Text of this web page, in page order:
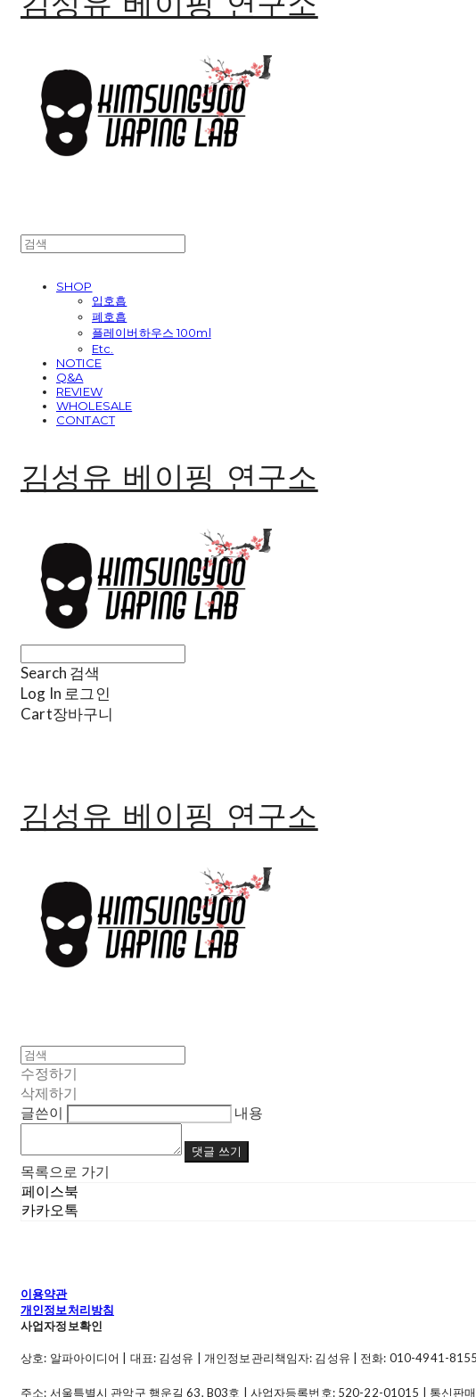
SHOP
입호흡
폐호흡
플레이버하우스 100ml
Etc.
NOTICE
Q&A
REVIEW
WHOLESALE
CONTACT
김성유 베이핑 연구소
Search 검색
Log In 로그인
Cart장바구니
김성유 베이핑 연구소
수정하기
삭제하기
글쓴이
내용
댓글 쓰기
목록으로 가기
페이스북
카카오톡
이용약관
개인정보처리방침
사업자정보확인
상호: 알파아이디어 | 대표: 김성유 | 개인정보관리책임자: 김성유 | 전화: 010-4941-
주소: 서울특별시 관악구 행운길 63, B03호 | 사업자등록번호: 520-22-01015 | 통신판